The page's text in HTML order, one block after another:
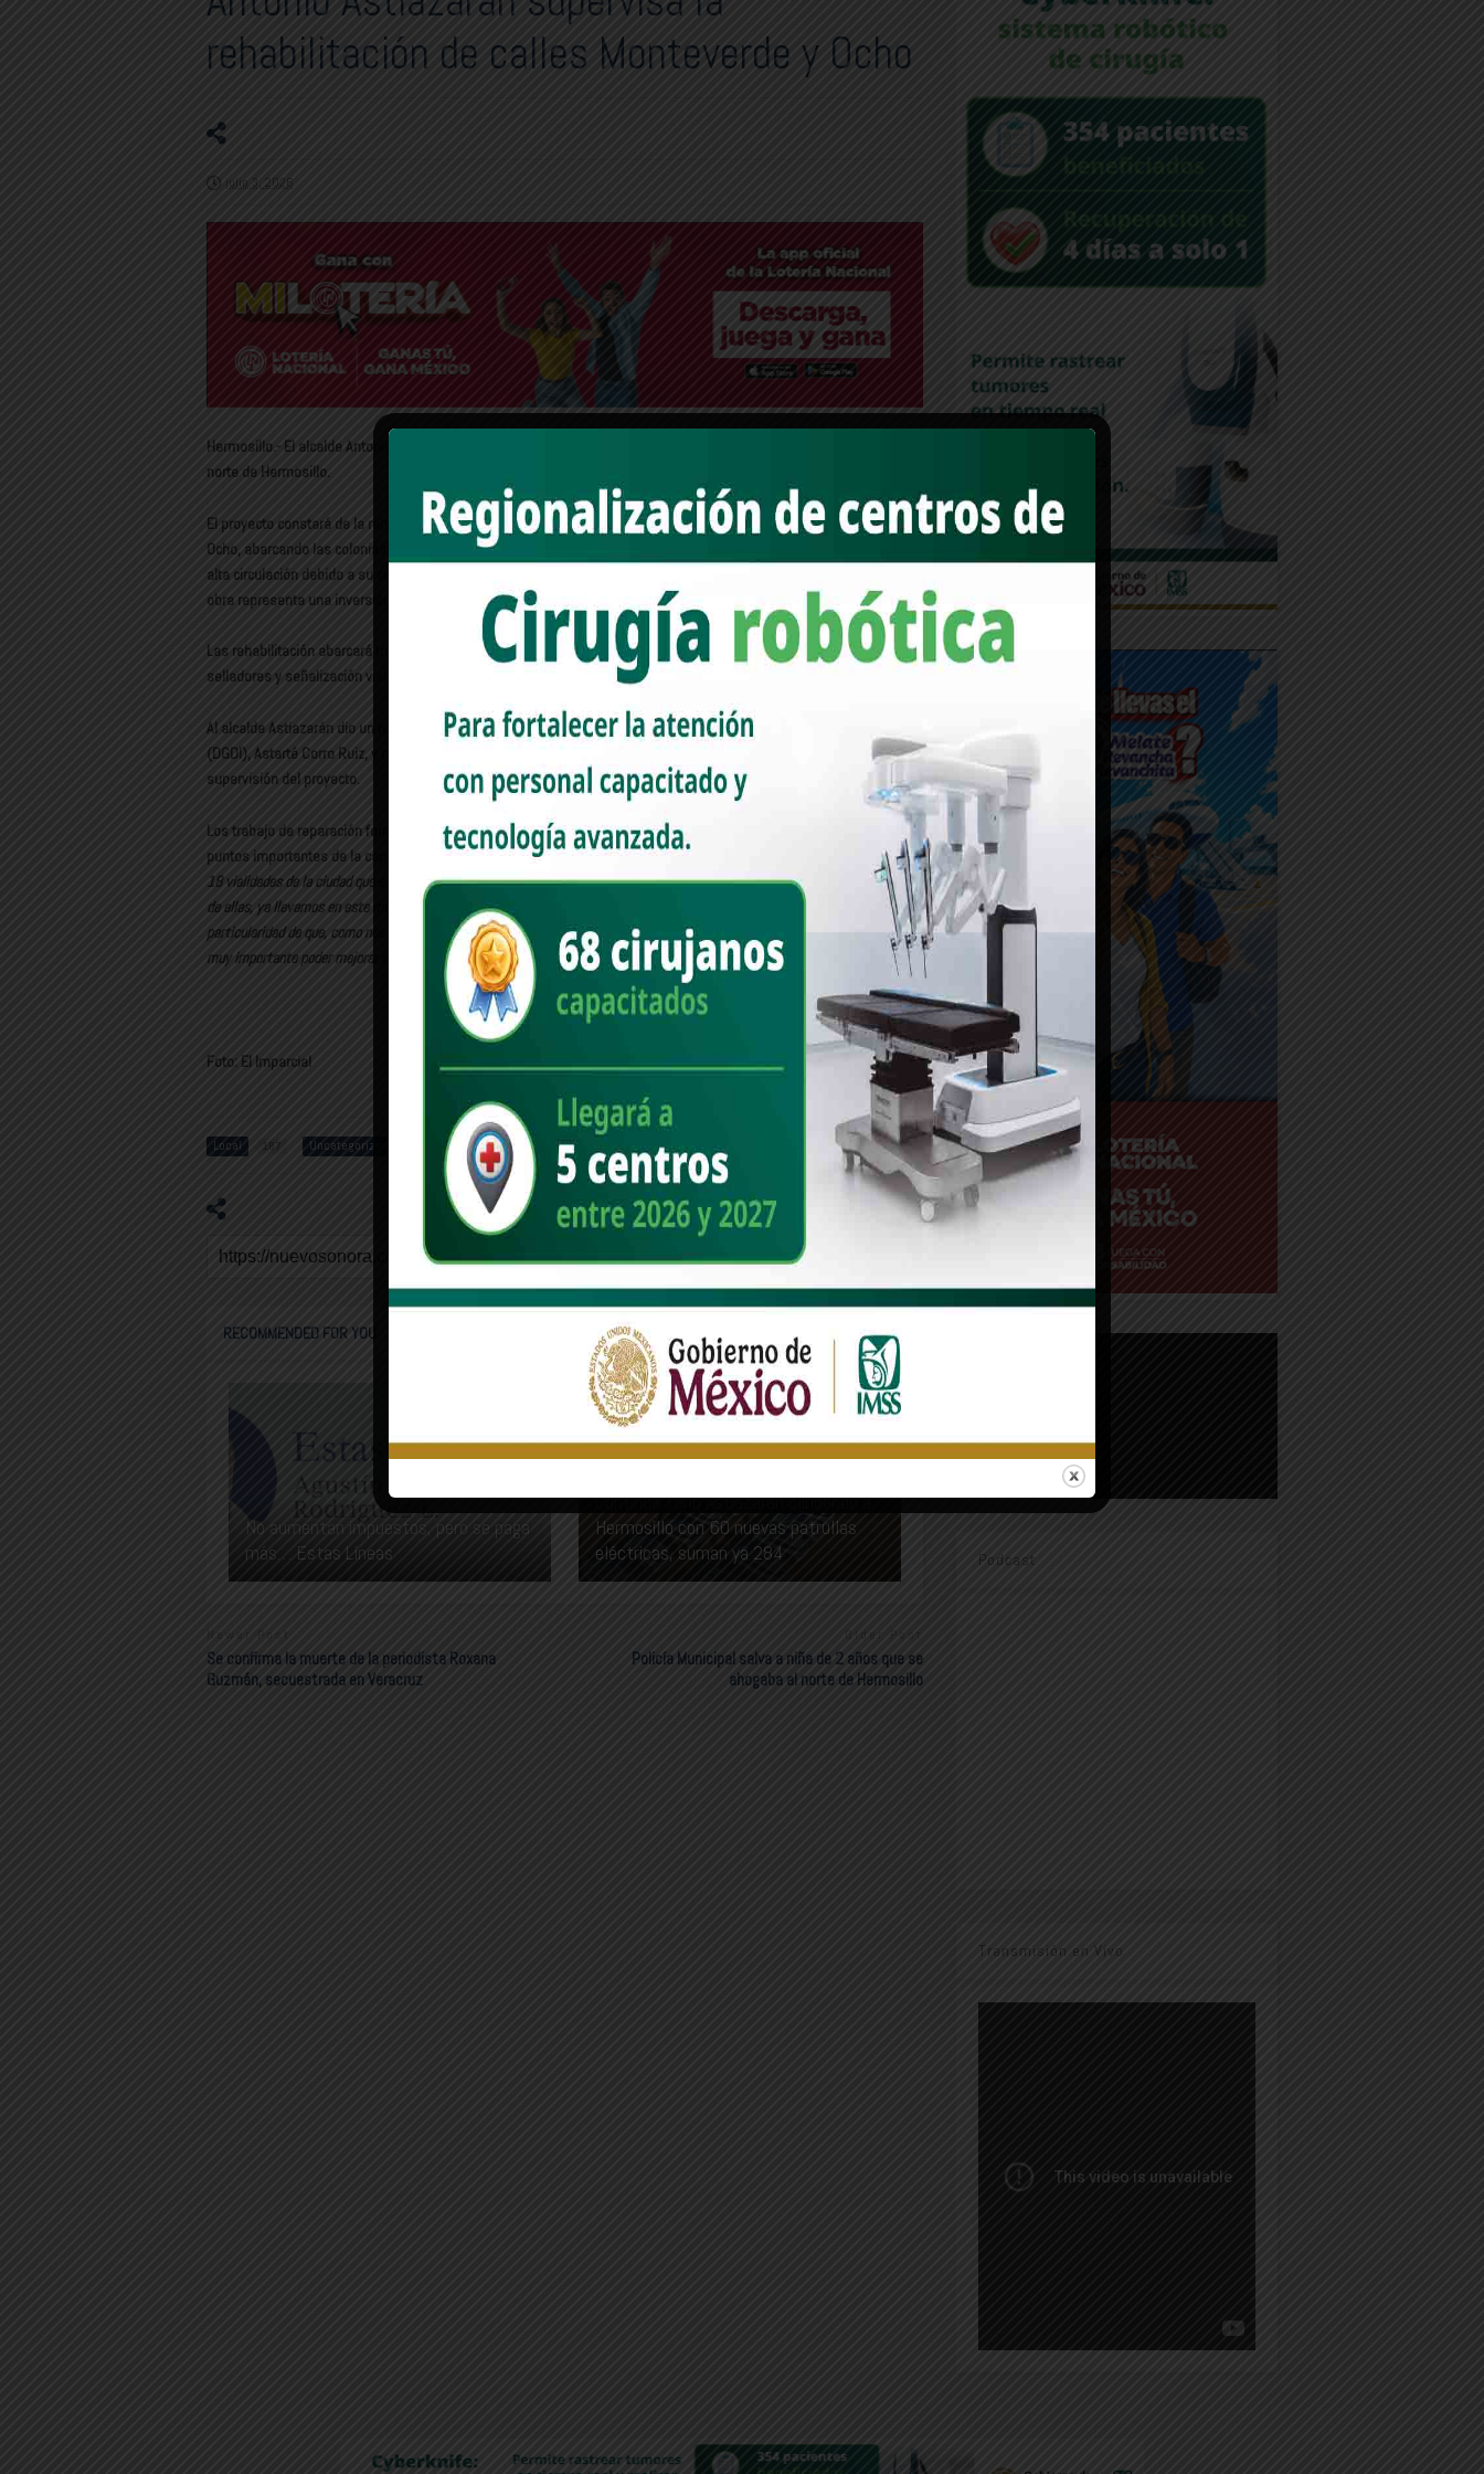
rehabilitación de calles Monteverde y Ocho
julio 3, 2026
Hermosillo.- El alcalde Antonio Astiazarán supervisará las obras de reparación de las calles Monteverde y Ocho, al
norte de Hermosillo.
El proyecto constará de la rehabilitación completa de seis cuadras de la calle Monteverde y una cuadra de la avenida
Ocho, abarcando las colonias Jesús García, Ley 57 y Francisco Villa, buscando optimizar la vialidad en un área de
alta circulación debido a su cercanía con el Hospital Infantil y el Hospital Integral de la Mujer del Estado de Sonora. La
obra representa una inversión directa de 6 millones 511 mil 387 pesos por parte del Gobierno de Hermosillo.
Las rehabilitación abarcará trabajos de bacheo superficial y profundo de las calles, recarpeteo, aplicación de
selladores y señalización vial con pintura.
Al alcalde Astiazarán dio un recorrido por la obra con el titular de la Dirección General de Desarrollo de Infraestructura
(DGDI), Astarté Corro Ruiz, y con personas vecinas de la colonia, quienes también serán responsables de la
supervisión del proyecto.
Los trabajo de reparación forman parte de un proyecto más grande de rehabilitación de 18 vialidades en distintos
puntos importantes de la capital. Para el periódico El Imparcial, el alcalde comentó: “
Nosotros traemos contempladas
18 vialidades de la ciudad que estamos interviniendo como ésta, para poder mejorar la circulación y la seguridad, esta es una
de ellas, ya llevamos en este momento 15 calles que fueron rehabilitadas, nos quedan 3, y como dice Astarté, esta tiene la
particularidad de que, como nos comentaba la administradora del Hospital Infantil, aquí entran las ambulancias, por lo que es
muy importante poder mejorar esta calle
Foto: El Imparcial
Local 187 Uncategorized Antonio Astiazaran Hermosillo 9
RECOMMENDED FOR YOU
No aumentan impuestos, pero se paga
más… Estas Líneas
Continúa Toño Astiazarán blindando a
Hermosillo con 60 nuevas patrullas
eléctricas, suman ya 284
Newer Post
Se confirma la muerte de la periodista Roxana
Guzmán, secuestrada en Veracruz
Older Post
Policía Municipal salva a niña de 2 años que se
ahogaba al norte de Hermosillo
Podcast
Transmisión en Vivo